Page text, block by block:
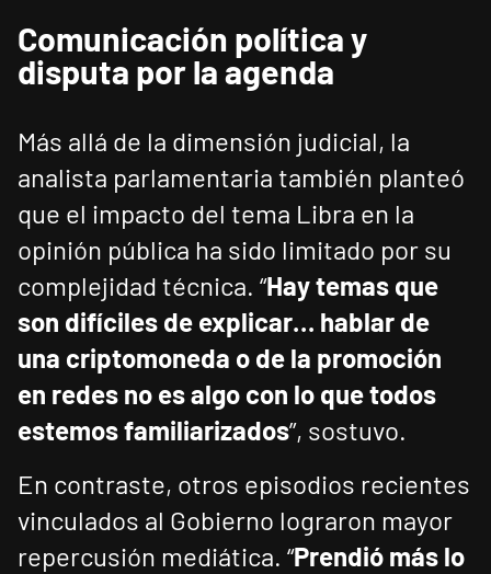
Comunicación política y
disputa por la agenda
Más allá de la dimensión judicial, la
analista parlamentaria también planteó
que el impacto del tema Libra en la
opinión pública ha sido limitado por su
complejidad técnica. “Hay temas que
son difíciles de explicar… hablar de
una criptomoneda o de la promoción
en redes no es algo con lo que todos
estemos familiarizados”, sostuvo.
En contraste, otros episodios recientes
vinculados al Gobierno lograron mayor
repercusión mediática. “Prendió más lo